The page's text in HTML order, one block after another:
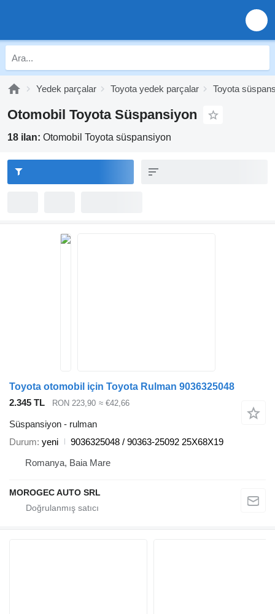
Yedek parçalar Toyota yedek parçalar Toyota
Otomobil Toyota Süspansiyon
18 ilan: Otomobil Toyota süspansiyon
Toyota otomobil için Toyota Rulman 9036325048
2.345 TL
RON 223,90 ≈ €42,66
Süspansiyon - rulman
Durum yeni
9036325048 / 90363-25092 25X68X19
Romanya, Baia Mare
MOROGEC AUTO SRL